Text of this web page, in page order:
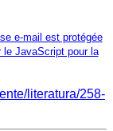
e-mail est protégée
JavaScript pour la
literatura/258-